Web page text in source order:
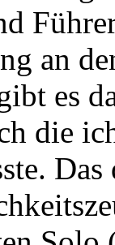
an
es
die